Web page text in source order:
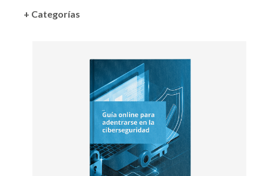
+ Categorías